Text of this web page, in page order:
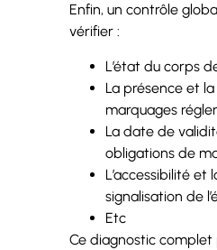
Enfin, un contrôle
vérifier :
L’état du corps
La présence et
marquages
La date de
obligations de
L’accessibilité et
signalisation de
Etc
Ce diagnostic